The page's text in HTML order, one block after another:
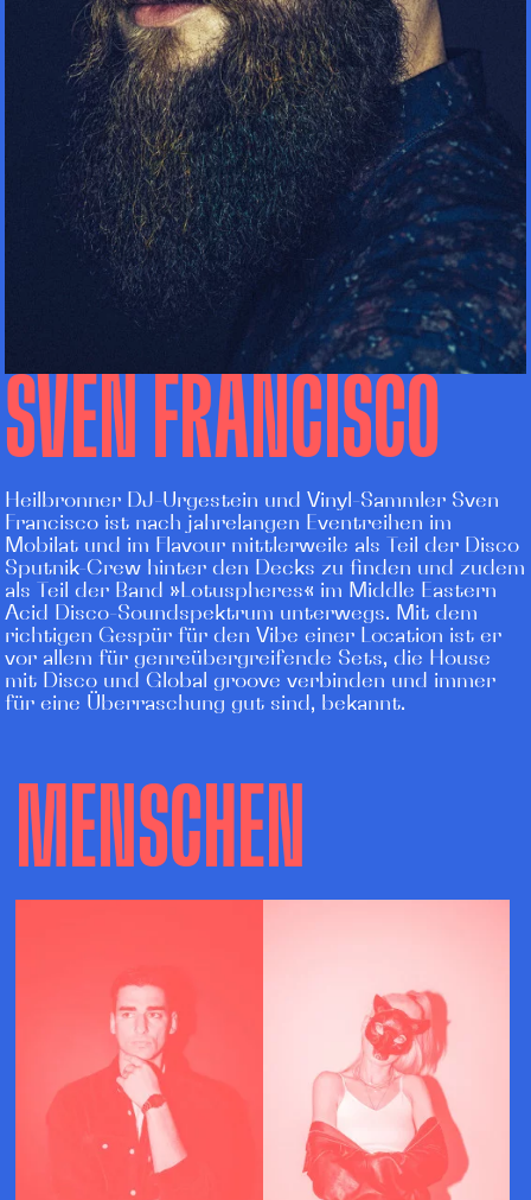
SVEN FRANCISCO
Heilbronner DJ-Urgestein und Vinyl-Sammler Sven
Francisco ist nach jahrelangen Eventreihen im
Mobilat und im Flavour mittlerweile als Teil der Disco
Sputnik-Crew hinter den Decks zu finden und zudem
als Teil der Band »Lotuspheres« im Middle Eastern
Acid Disco-Soundspektrum unterwegs. Mit dem
richtigen Gespür für den Vibe einer Location ist er
vor allem für genreübergreifende Sets, die House
mit Disco und Global groove verbinden und immer
für eine Überraschung gut sind, bekannt.
MENSCHEN